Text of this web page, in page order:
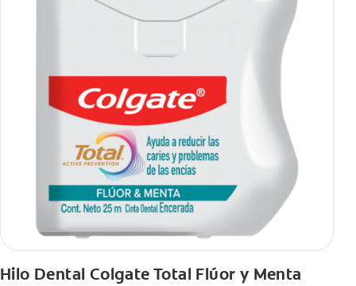
Hilo Dental Colgate Total Flúor y Menta